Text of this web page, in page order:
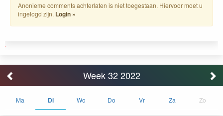
Anonieme comments achterlaten is niet toegestaan. Hiervoor moet u
ingelogd zijn. Login »
Week 32 2022
Ma Di Wo Do Vr Za Zo